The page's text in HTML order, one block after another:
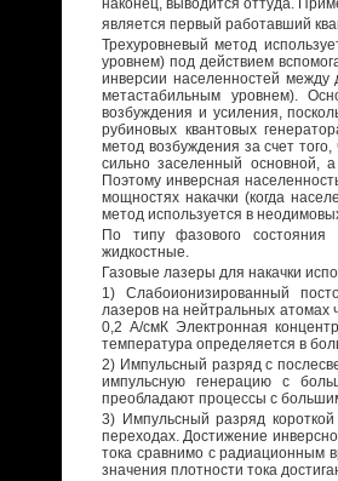
наконец, выводится оттуда.
является первый работавший
Трехуровневый метод
уровнем) под действием
инверсии населенностей
метастабильным уровнем).
возбуждения и усиления,
рубиновых квантовых
метод возбуждения за счет
сильно заселенный основной,
Поэтому инверсная
мощностях накачки (когда
метод используется в
По типу фазового состояния
жидкостные.
Газовые лазеры для накачки
1) Слабоионизированный
лазеров на нейтральных атомах
0,2 А/смК Электронная
температура определяется в
2) Импульсный разряд с
импульсную генерацию с
преобладают процессы с
3) Импульсный разряд короткой
переходах. Достижение
тока сравнимо с радиационным
значения плотности тока